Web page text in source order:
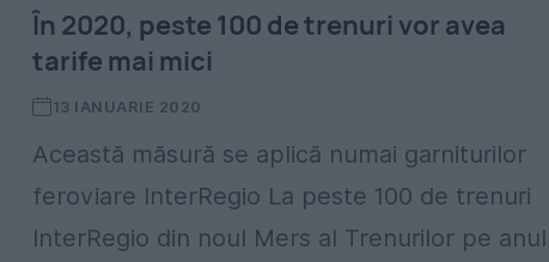
În 2020, peste 100 de trenuri vor avea
tarife mai mici
13 IANUARIE 2020
Această măsură se aplică numai garniturilor
feroviare InterRegio La peste 100 de trenuri
InterRegio din noul Mers al Trenurilor pe anul